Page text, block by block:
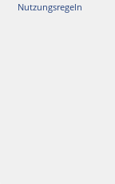
Nutzungsregeln